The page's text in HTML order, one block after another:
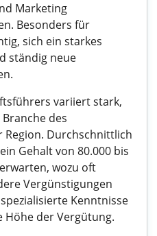
Marketing
Besonders für
sich ein starkes
ständig neue
variiert stark,
des
Durchschnittlich
Gehalt von 80.000 bis
wozu oft
Vergünstigungen
Kenntnisse
der Vergütung.